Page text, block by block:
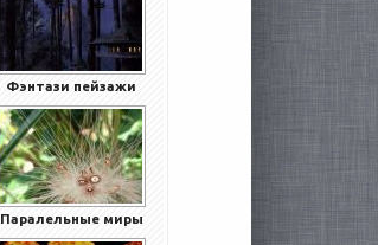
Фэнтази пейзажи
Паралельные миры